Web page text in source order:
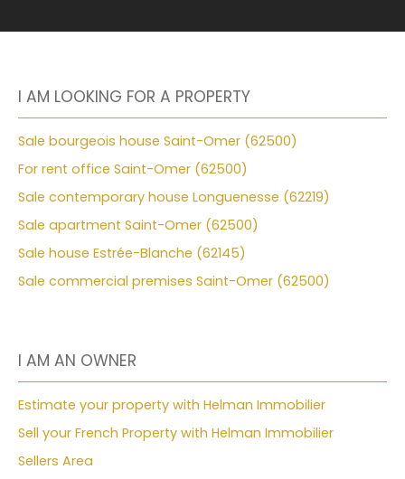
I AM LOOKING FOR A PROPERTY
Sale bourgeois house Saint-Omer (62500)
For rent office Saint-Omer (62500)
Sale contemporary house Longuenesse (62219)
Sale apartment Saint-Omer (62500)
Sale house Estrée-Blanche (62145)
Sale commercial premises Saint-Omer (62500)
I AM AN OWNER
Estimate your property with Helman Immobilier
Sell your French Property with Helman Immobilier
Sellers Area